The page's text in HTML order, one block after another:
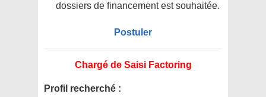
dossiers de financement est souhaitée.
Postuler
Chargé de Saisi Factoring
Profil recherché :